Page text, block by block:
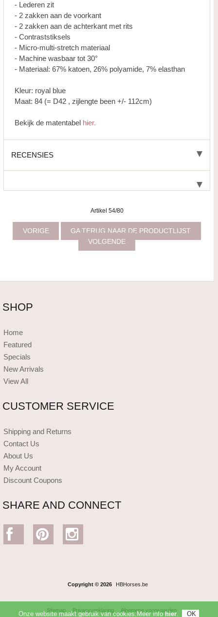
- Lederen zit
- 2 zakken aan de voorkant
- 2 zakken aan de achterkant met rits
- Contraststiksels
- Micro-multi-stretch materiaal
- Machine wasbaar tot 30°
- Materiaal: 67% katoen, 26% polyamide, 7% elasthan
Kleur: royal blue
Maat: 84 (= D42 , zijlengte been +/- 112cm)
Bekijk de matentabel hier.
RECENSIES
Artikel 54/80
VORIGE
GA TERUG NAAR DE PRODUCTLIJST
VOLGENDE
SHOP
Home
Featured
Specials
New Arrivals
View All
CUSTOMER SERVICE
Shipping and Returns
Contact Us
About Us
My Account
Discount Coupons
SHARE AND CONNECT
Copyright © 2026 HBHorses.be
Sitemap Privacyverklaring Algemene voorwaarden
Onze website maakt gebruik van cookies.Meer infohier.